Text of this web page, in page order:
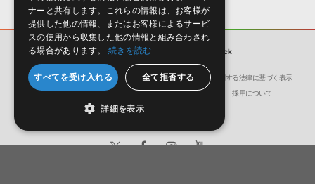
レビューをもっと見る »
HDDには、1ファイル4GBを超えるデータを格納することができま
せん。データ容量が4GBを超えるダウンロード製品をご購入いただ
きます際には、NTFSやHFS＋でフォーマットされたHDDをご用意
いただく必要がございます。
製品の購入手続き完了後、受注確認メールとシリアルナンバーをお
知らせするメールの2通が送信されます。メールに記載されており
ます説明に沿って、製品のダウンロード／導入を行って下さい。
サンプルパック製品には、原則として日本語版操作マニュアルをご
用意しておりません。ご購入後のご不明点や詳細に関するお問い合
わせなどはテクニカルサポートまでご連絡ください。
サンプルパック Symphonic Rock
会社概要 環境保護（CSR）への取り組み
特定商取引に関する法律に基づく表示
サイト動作環境
利用規約 個人情報の保護について 採用について
ナーと共有します。これらの情報は、お客様が
提供した他の情報、またはお客様によるサービ
スの使用から収集した他の情報と組み合わされ
る場合があります。
続きを読む
すべてを受け入れる 全て拒否する
詳細を表示